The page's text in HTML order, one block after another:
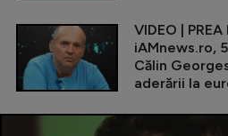
VIDEO |
iAMnews.ro,
Călin
aderării la